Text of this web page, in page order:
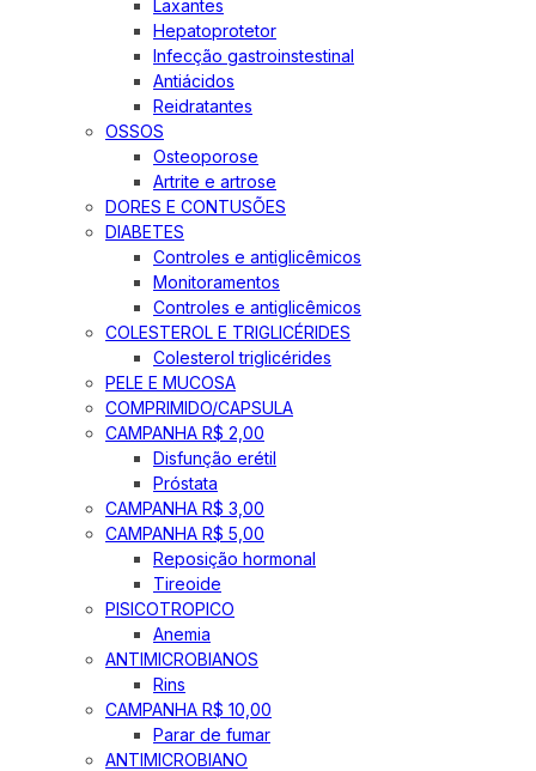
Laxantes
Hepatoprotetor
Infecção gastroinstestinal
Antiácidos
Reidratantes
OSSOS
Osteoporose
Artrite e artrose
DORES E CONTUSÕES
DIABETES
Controles e antiglicêmicos
Monitoramentos
Controles e antiglicêmicos
COLESTEROL E TRIGLICÉRIDES
Colesterol triglicérides
PELE E MUCOSA
COMPRIMIDO/CAPSULA
CAMPANHA R$ 2,00
Disfunção erétil
Próstata
CAMPANHA R$ 3,00
CAMPANHA R$ 5,00
Reposição hormonal
Tireoide
PISICOTROPICO
Anemia
ANTIMICROBIANOS
Rins
CAMPANHA R$ 10,00
Parar de fumar
ANTIMICROBIANO